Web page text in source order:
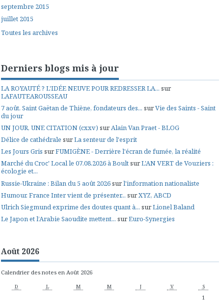
septembre 2015
juillet 2015
Toutes les archives
Derniers blogs mis à jour
LA ROYAUTÉ ? L'IDÉE NEUVE POUR REDRESSER LA... sur
LAFAUTEAROUSSEAU
7 août. Saint Gaëtan de Thiène, fondateurs des... surVie des Saints - Saint
du jour
UN JOUR, UNE CITATION (cxxv) surAlain Van Praet - BLOG
Délice de cathédrale surLa senteur de l'esprit
Les Jours Gris surFUMIGÈNE - Derrière l'écran de fumée, la réalité
Marché du Croc' Local le 07.08.2026 à BoultsurL'AN VERT de Vouziers :
écologie et...
Russie-Ukraine : Bilan du 5 août 2026surl'information nationaliste
Humour. France Inter vient de présenter... surXYZ, ABCD
Ulrich Siegmund exprime des doutes quant à... surLionel Baland
Le Japon et l’Arabie Saoudite mettent... surEuro-Synergies
Août 2026
Calendrier des notes en Août 2026
D L M M J V S
1